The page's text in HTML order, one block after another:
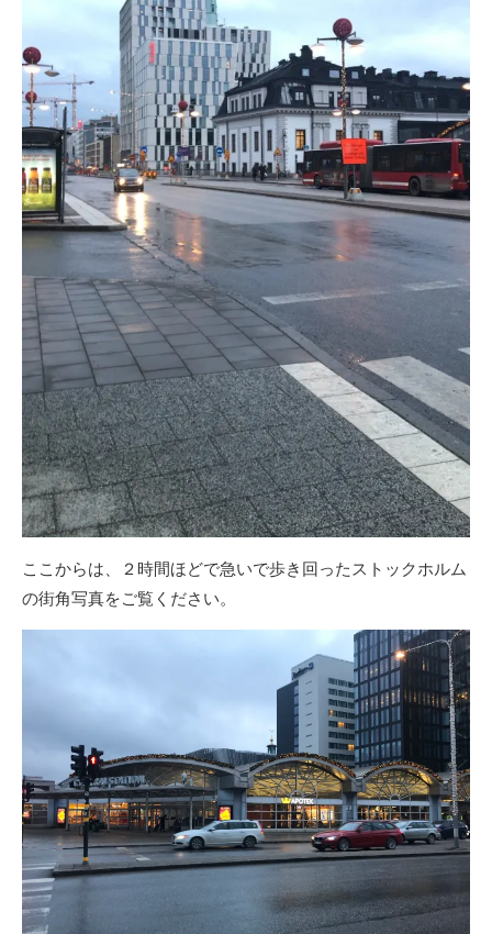
ここからは、２時間ほどで急いで歩き回ったストックホルム
の街角写真をご覧ください。